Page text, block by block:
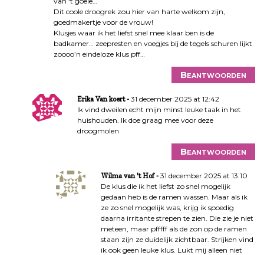
Dit coole droogrek zou hier van harte welkom zijn,
goedmakertje voor de vrouw!
Klusjes waar ik het liefst snel mee klaar ben is de
badkamer… zeepresten en voegjes bij de tegels schuren lijkt
zoooo’n eindeloze klus pff…
Beantwoorden
Erika Van koert
31 december 2025 at 12:42
Ik vind dweilen echt mijn minst leuke taak in het
huishouden. Ik doe graag mee voor deze
droogmolen
Beantwoorden
Wilma van 't Hof
31 december 2025 at 13:10
De klus die ik het liefst zo snel mogelijk
gedaan heb is de ramen wassen. Maar als ik
ze zo snel mogelijk was, krijg ik spoedig
daarna irritante strepen te zien. Die zie je niet
meteen, maar pfffff als de zon op de ramen
staan zijn ze duidelijk zichtbaar. Strijken vind
ik ook geen leuke klus. Lukt mij alleen niet